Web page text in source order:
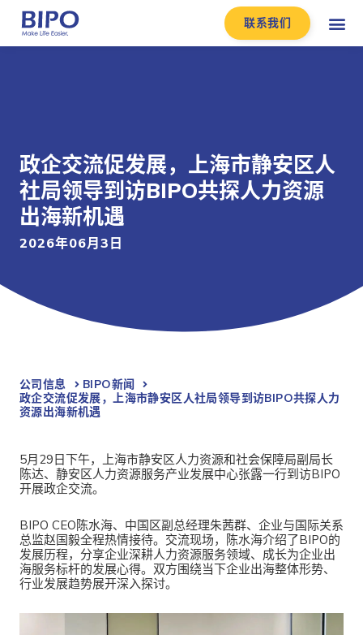
联系我们
政企交流促发展，上海市静安区人
社局领导到访BIPO共探人力资源
出海新机遇
2026年06月3日
公司信息
BIPO新闻​
政企交流促发展，上海市静安区人社局领导到访BIPO共探人力
资源出海新机遇
5月29日下午，上海市静安区人力资源和社会保障局副局长
陈达、静安区人力资源服务产业发展中心张露一行到访BIPO
开展政企交流。
BIPO CEO陈水海、中国区副总经理朱茜群、企业与国际关系
总监赵国毅全程热情接待。交流现场，陈水海介绍了BIPO的
发展历程，分享企业深耕人力资源服务领域、成长为企业出
海服务标杆的发展心得。双方围绕当下企业出海整体形势、
行业发展趋势展开深入探讨。